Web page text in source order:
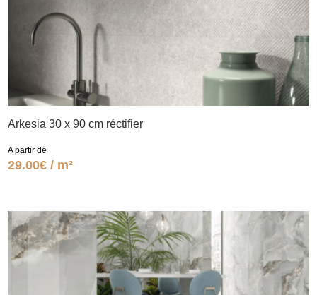
Arkesia 30 x 90 cm réctifier
A partir de
29.00€ / m²